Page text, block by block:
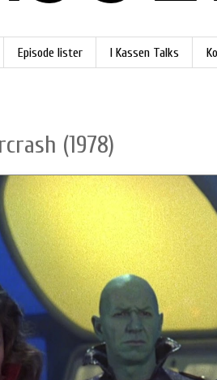
Episode lister I Kassen Talks
(1978)